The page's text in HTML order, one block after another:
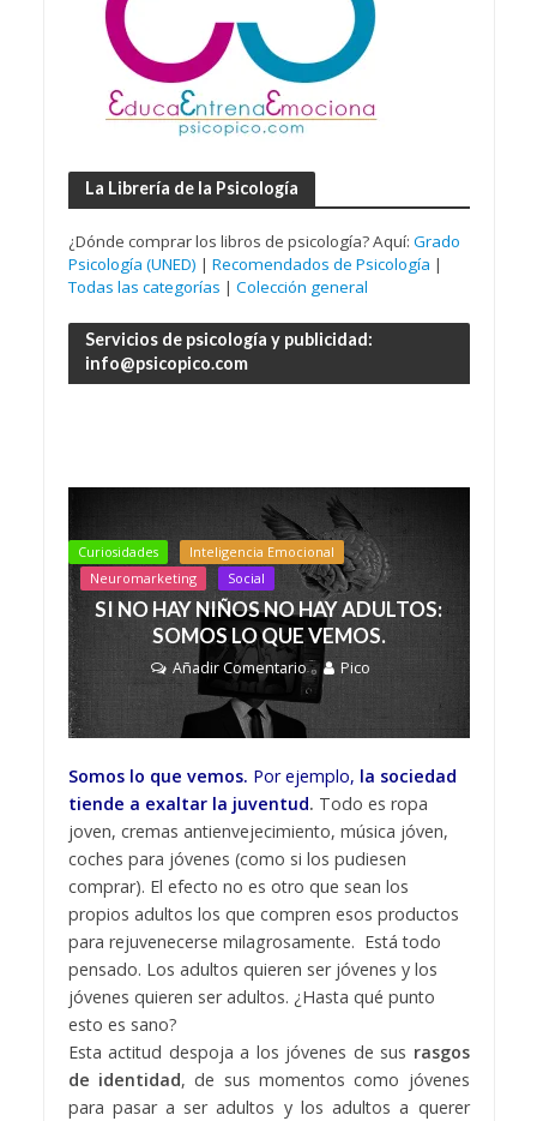
La Librería de la Psicología
¿Dónde comprar los libros de psicología? Aquí: Grado
Psicología (UNED) | Recomendados de Psicología |
Todas las categorías | Colección general
Servicios de psicología y publicidad:
info@psicopico.com
Curiosidades
Inteligencia Emocional
Neuromarketing
Social
SI NO HAY NIÑOS NO HAY ADULTOS:
SOMOS LO QUE VEMOS.
Añadir Comentario Pico
Somos lo que vemos. Por ejemplo, la sociedad
tiende a exaltar la juventud. Todo es ropa
joven, cremas antienvejecimiento, música jóven,
coches para jóvenes (como si los pudiesen
comprar). El efecto no es otro que sean los
propios adultos los que compren esos productos
para rejuvenecerse milagrosamente. Está todo
pensado. Los adultos quieren ser jóvenes y los
jóvenes quieren ser adultos. ¿Hasta qué punto
esto es sano?
Esta actitud despoja a los jóvenes de sus rasgos
de identidad, de sus momentos como jóvenes
para pasar a ser adultos y los adultos a querer